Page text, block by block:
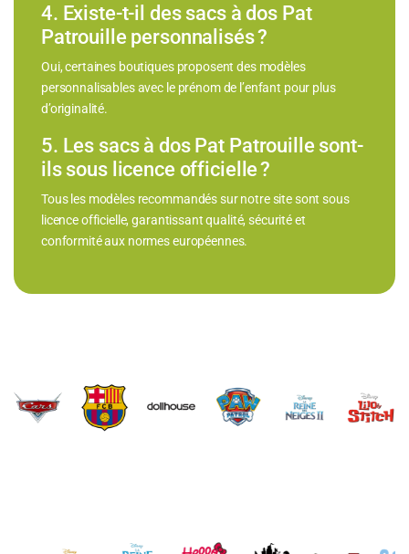
4. Existe-t-il des sacs à dos Pat
Patrouille personnalisés ?
Oui, certaines boutiques proposent des modèles
personnalisables avec le prénom de l’enfant pour plus
d’originalité.
5. Les sacs à dos Pat Patrouille sont-
ils sous licence officielle ?
Tous les modèles recommandés sur notre site sont sous
licence officielle, garantissant qualité, sécurité et
conformité aux normes européennes.
Brands Carousel